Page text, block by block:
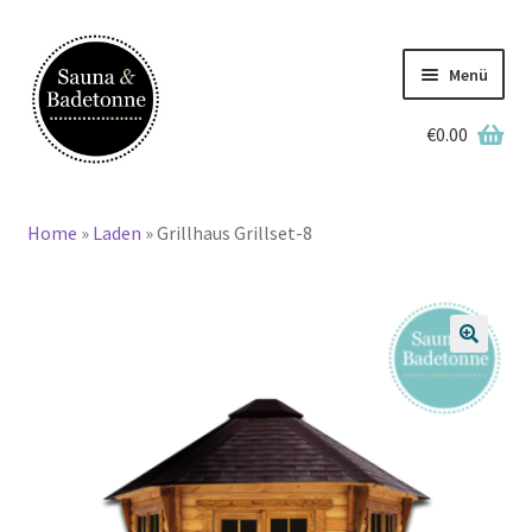
Navigation
springen
Zum
Inhalt
springen
Menü
Grillkotas
€0.00
Home » Laden »Grillhaus Grillset-8
🔍